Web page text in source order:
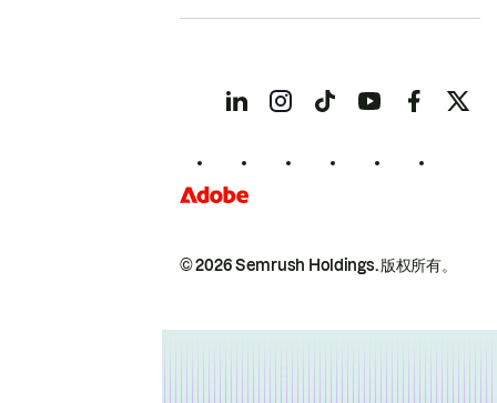
© 2026 Semrush Holdings.版权所有。